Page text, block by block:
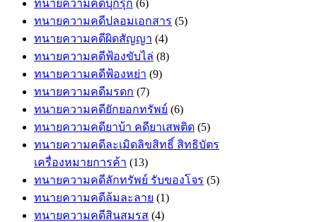
ทนายความคดีบุกรุก (6)
ทนายความคดีปลอมเอกสาร (5)
ทนายความคดีผิดสัญญา (4)
ทนายความคดีฟ้องขับไล่ (8)
ทนายความคดีฟ้องหย่า (9)
ทนายความคดีมรดก (7)
ทนายความคดียักยอกทรัพย์ (6)
ทนายความคดียาบ้า คดียาเสพติด (5)
ทนายความคดีละเมิดลิขสิทธิ์ สิทธิบัตร
เครื่องหมายการค้า (13)
ทนายความคดีลักทรัพย์ รับของโจร (5)
ทนายความคดีล้มละลาย (1)
ทนายความคดีสินสมรส (4)